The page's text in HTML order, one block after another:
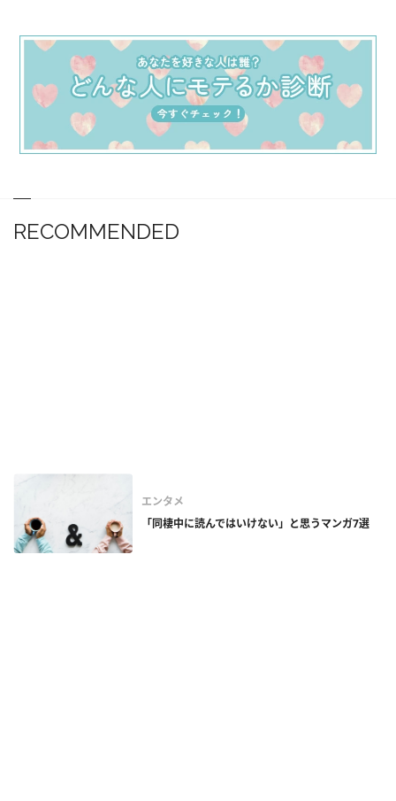
RECOMMENDED
エンタメ
「同棲中に読んではいけない」と思うマンガ7選